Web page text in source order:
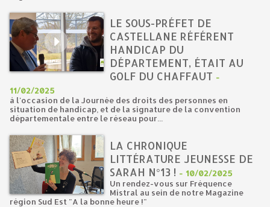
LE SOUS-PRÉFET DE
CASTELLANE RÉFÉRENT
HANDICAP DU
DÉPARTEMENT, ÉTAIT AU
GOLF DU CHAFFAUT -
11/02/2025
à l'occasion de la Journée des droits des personnes en
situation de handicap, et de la signature de la convention
départementale entre le réseau pour...
LA CHRONIQUE
LITTÉRATURE JEUNESSE DE
SARAH N°13 ! - 10/02/2025
Un rendez-vous sur Fréquence
Mistral au sein de notre Magazine
région Sud Est "A la bonne heure !"